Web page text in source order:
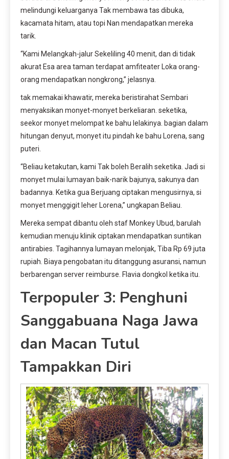
melindungi keluarganya Tak membawa tas dibuka,
kacamata hitam, atau topi Nan mendapatkan mereka
tarik.
“Kami Melangkah-jalur Sekeliling 40 menit, dan di tidak
akurat Esa area taman terdapat amfiteater Loka orang-
orang mendapatkan nongkrong,” jelasnya.
tak memakai khawatir, mereka beristirahat Sembari
menyaksikan monyet-monyet berkeliaran. seketika,
seekor monyet melompat ke bahu lelakinya. bagian dalam
hitungan denyut, monyet itu pindah ke bahu Lorena, sang
puteri.
“Beliau ketakutan, kami Tak boleh Beralih seketika. Jadi si
monyet mulai lumayan baik-narik bajunya, sakunya dan
badannya. Ketika gua Berjuang ciptakan mengusirnya, si
monyet menggigit leher Lorena,” ungkapan Beliau.
Mereka sempat dibantu oleh staf Monkey Ubud, barulah
kemudian menuju klinik ciptakan mendapatkan suntikan
antirabies. Tagihannya lumayan melonjak, Tiba Rp 69 juta
rupiah. Biaya pengobatan itu ditanggung asuransi, namun
berbarengan server reimburse. Flavia dongkol ketika itu.
Terpopuler 3: Penghuni
Sanggabuana Naga Jawa
dan Macan Tutul
Tampakkan Diri